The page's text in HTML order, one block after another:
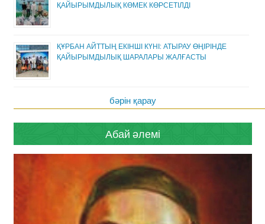
ҚАЙЫРЫМДЫЛЫҚ КӨМЕК КӨРСЕТІЛДІ
ҚҰРБАН АЙТТЫҢ ЕКІНШІ КҮНІ: АТЫРАУ ӨҢІРІНДЕ
ҚАЙЫРЫМДЫЛЫҚ ШАРАЛАРЫ ЖАЛҒАСТЫ
бәрін қарау
Абай әлемі